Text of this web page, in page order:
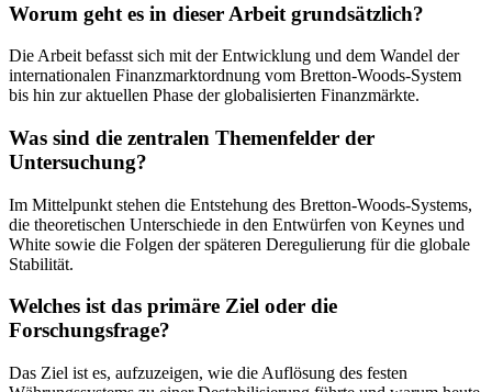
Worum geht es in dieser Arbeit grundsätzlich?
Die Arbeit befasst sich mit der Entwicklung und dem Wandel der
internationalen Finanzmarktordnung vom Bretton-Woods-System
bis hin zur aktuellen Phase der globalisierten Finanzmärkte.
Was sind die zentralen Themenfelder der
Untersuchung?
Im Mittelpunkt stehen die Entstehung des Bretton-Woods-Systems,
die theoretischen Unterschiede in den Entwürfen von Keynes und
White sowie die Folgen der späteren Deregulierung für die globale
Stabilität.
Welches ist das primäre Ziel oder die
Forschungsfrage?
Das Ziel ist es, aufzuzeigen, wie die Auflösung des festen